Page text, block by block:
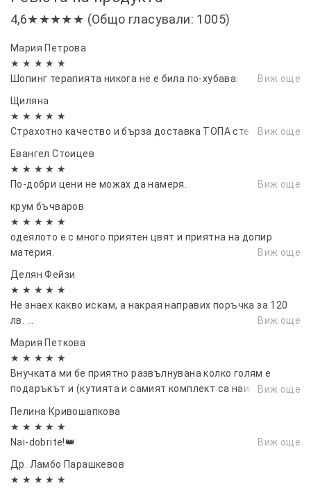
Хвърли го нагоре във въздуха.
Докато е във въздуха, вземи едно от
Хвани падащото камъче, преди да докосне
четири камъчета.
Рунд 2: Хвани по две
Цел: Да хващаш камъчетата по двойки.
Отново разпръсни камъчетата на земята.
Вземи едно и го хвърли нагоре.
Докато е във въздуха, вземи две камъчета от
земята и след това улови падащото камъче.
Повтори с останалите две камъчета.
Рунд 3: Хвани три и едно
Цел: Първо да хванеш три камъчета наведнъж,
след това останалото.
Хвърли основното камъче нагоре.
Докато е във въздуха, вземи три камъчета
наведнъж и след това улови падащото.
Повтори за последното камъче.
Рунд 4: Хвани всичките наведнъж
основното камъче е във въздуха.
Хвърли едно камъче нагоре.
земята.
Улови падащото камъче, преди да падне.
4,6★★★★★ (Общо гласували: 1005)
Мария Петрова
★ ★ ★ ★ ★
Шопинг терапията никога не е била по-хубава.
Виж още
Щиляна
★ ★ ★ ★ ★
Страхотно качество и бърза доставка ТОПА сте
Виж още
Евангел Стоицев
★ ★ ★ ★ ★
По-добри цени не можах да намеря.
Виж още
крум бъчваров
★ ★ ★ ★ ★
одеялото е с много приятен цвят и приятна на допир
материя.
Виж още
Делян Фейзи
★ ★ ★ ★ ★
Не знаех какво искам, а накрая направих поръчка за 120
лв. …
Виж още
Мария Петкова
★ ★ ★ ★ ★
Внучката ми бе приятно развълнувана колко голям е
подаръкът и (кутията и самият комплект са наистинаВиж още
Пелина Кривошапкова
★ ★ ★ ★ ★
Nai-dobrite!👑
Виж още
Др. Ламбо Парашкевов
★ ★ ★ ★ ★